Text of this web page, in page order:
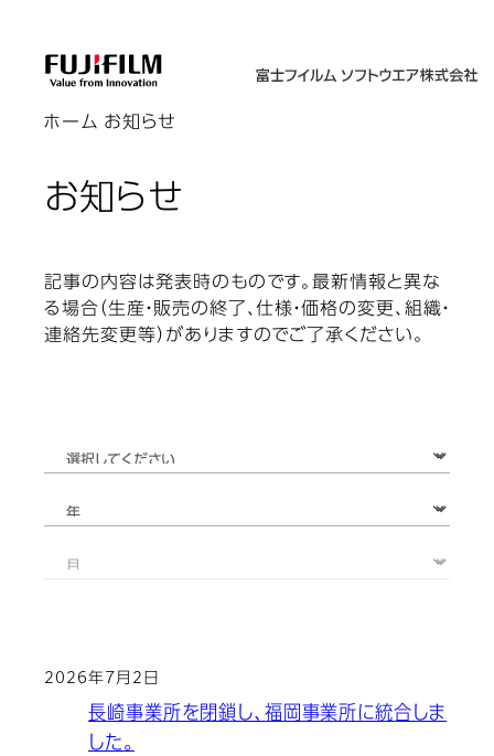
ホーム お知らせ
お知らせ
記事の内容は発表時のものです。最新情報と異な
る場合（生産・販売の終了、仕様・価格の変更、組織・
連絡先変更等）がありますのでご了承ください。
2026年7月2日
長崎事業所を閉鎖し、福岡事業所に統合しま
した。